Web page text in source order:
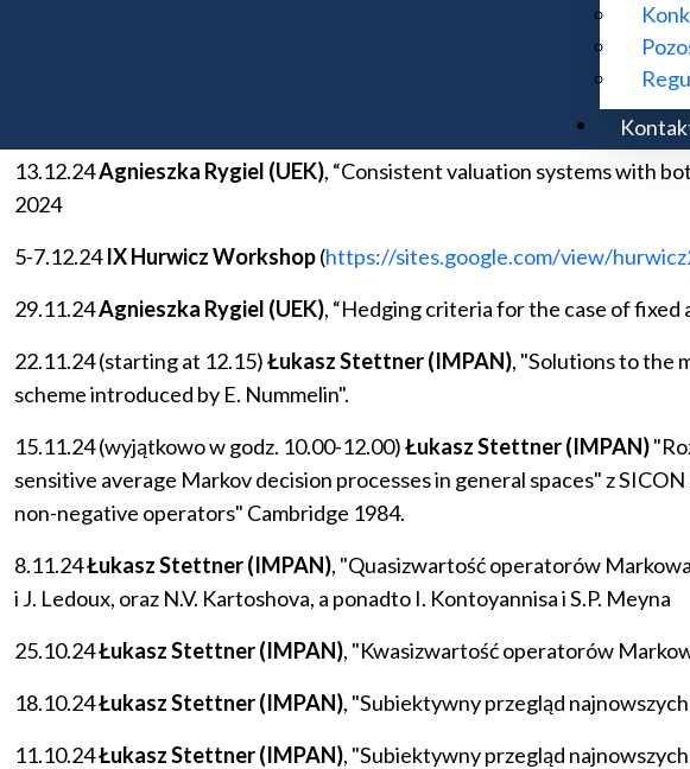
, Long run control of time
13.12.24Agnieszka Rygiel (UEK), “Consistent valuation systems with
2024
5-7.12.24IX Hurwicz Workshop(https://sites.google.com/view/
29.11.24Agnieszka Rygiel (UEK), “Hedging criteria for the case of fixed
22.11.24 (starting at 12.15)Łukasz Stettner (IMPAN), "Solutions to the
scheme introduced by E. Nummelin".
15.11.24 (wyjątkowo w godz. 10.00-12.00)Łukasz Stettner (IMPAN)
sensitive average Markov decision processes in general spaces" z
non-negative operators" Cambridge 1984.
8.11.24Łukasz Stettner (IMPAN), "Quasizwartość operatorów
i J. Ledoux, oraz N.V. Kartoshova, a ponadto I. Kontoyannisa i S.P. Meyna
25.10.24Łukasz Stettner (IMPAN), "Kwasizwartość operatorów
18.10.24Łukasz Stettner (IMPAN), "Subiektywny przegląd
11.10.24Łukasz Stettner (IMPAN), "Subiektywny przegląd